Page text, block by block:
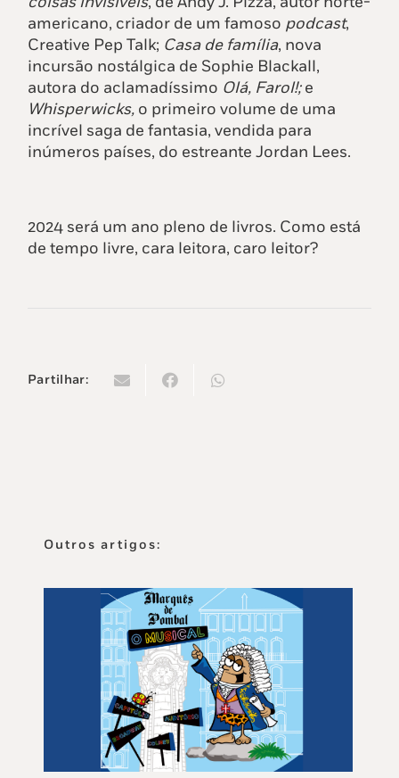
americano, criador de um famoso podcast,
Creative Pep Talk; Casa de família, nova
incursão nostálgica de Sophie Blackall,
autora do aclamadíssimo Olá, Farol!;e
Whisperwicks, o primeiro volume de uma
incrível saga de fantasia, vendida para
inúmeros países, do estreante Jordan Lees.
2024 será um ano pleno de livros. Como está
de tempo livre, cara leitora, caro leitor?
Partilhar:
Outros artigos: